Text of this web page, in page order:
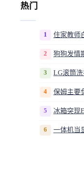
热门
1
2
3
4 保姆主要
5
6 一体机当